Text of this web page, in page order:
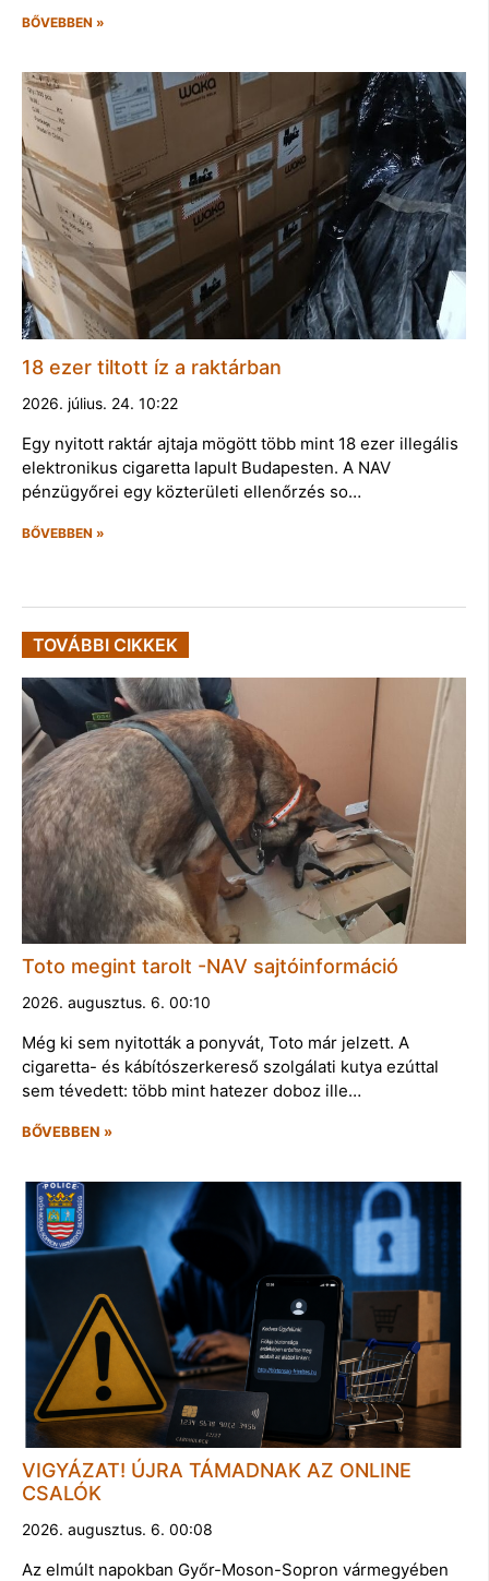
BŐVEBBEN »
18 ezer tiltott íz a raktárban
2026. július. 24. 10:22
Egy nyitott raktár ajtaja mögött több mint 18 ezer illegális
elektronikus cigaretta lapult Budapesten. A NAV
pénzügyőrei egy közterületi ellenőrzés so…
BŐVEBBEN »
TOVÁBBI CIKKEK
Toto megint tarolt -NAV sajtóinformáció
2026. augusztus. 6. 00:10
Még ki sem nyitották a ponyvát, Toto már jelzett. A
cigaretta- és kábítószerkereső szolgálati kutya ezúttal
sem tévedett: több mint hatezer doboz ille…
BŐVEBBEN »
VIGYÁZAT! ÚJRA TÁMADNAK AZ ONLINE
CSALÓK
2026. augusztus. 6. 00:08
Az elmúlt napokban Győr-Moson-Sopron vármegyében